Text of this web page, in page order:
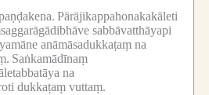
Pārājikappahonakakāleti
sabbāvatthāyapi
anāmāsadukkaṭaṃ na
Saṅkamādīnaṃ
na
dukkaṭaṃ vuttaṃ.